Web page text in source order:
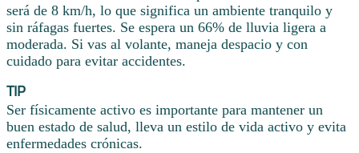
será de 8 km/h, lo que significa un ambiente tranquilo y
sin ráfagas fuertes. Se espera un 66% de lluvia ligera a
moderada. Si vas al volante, maneja despacio y con
cuidado para evitar accidentes.
TIP
Ser físicamente activo es importante para mantener un
buen estado de salud, lleva un estilo de vida activo y evita
enfermedades crónicas.